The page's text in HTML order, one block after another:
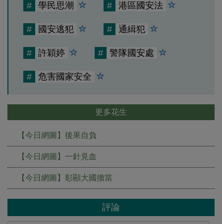
# 學民思潮 # 港區國安法
# 國安逃犯 # 通緝犯
# 許穎婷 # 警隊國安處
# 危害國家安全
更多花生
【今日網圖】後果自負
【今日網圖】一針見血
【今日網圖】彰顯大國擔當
評論